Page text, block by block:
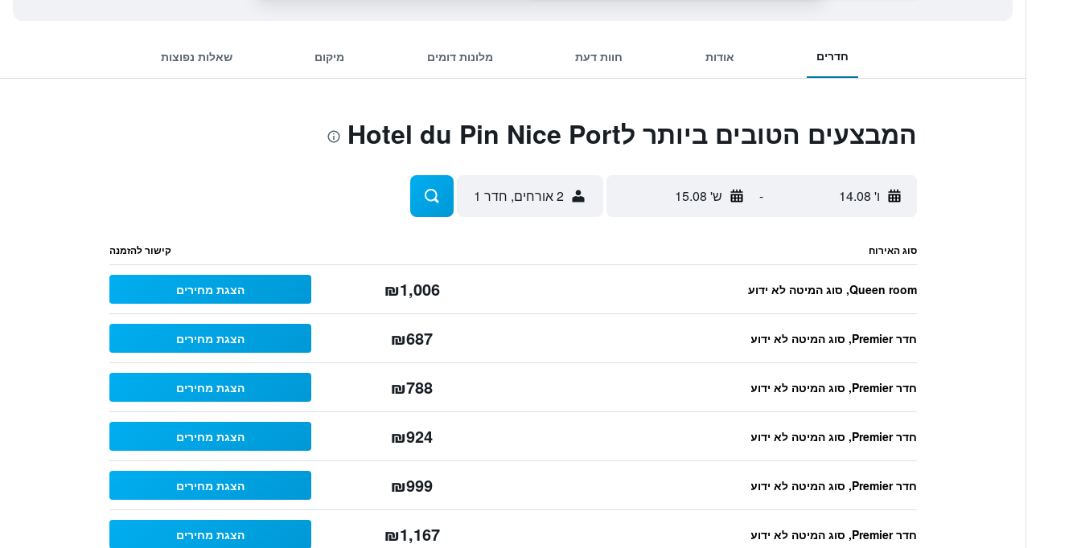
חדרים אודות חוות דעת מלונות דומים מיקום שאלות נפוצות
המבצעים הטובים ביותר לHotel du Pin Nice Port
ו' 14.08 - ש' 15.08 2 אורחים, חדר 1
סוג האירוח קישור להזמנה
Queen room, סוג המיטה לא ידוע ₪1,006 הצגת מחירים
חדר Premier, סוג המיטה לא ידוע ₪687 הצגת מחירים
חדר Premier, סוג המיטה לא ידוע ₪788 הצגת מחירים
חדר Premier, סוג המיטה לא ידוע ₪924 הצגת מחירים
חדר Premier, סוג המיטה לא ידוע ₪999 הצגת מחירים
חדר Premier, סוג המיטה לא ידוע ₪1,167 הצגת מחירים